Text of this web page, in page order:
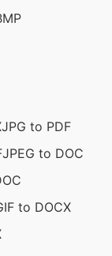
JPG to PDF
JPEG to DOC
to DOCX